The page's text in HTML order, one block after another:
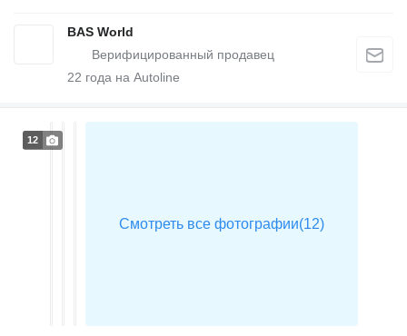
BAS World
22 года на Autoline
12